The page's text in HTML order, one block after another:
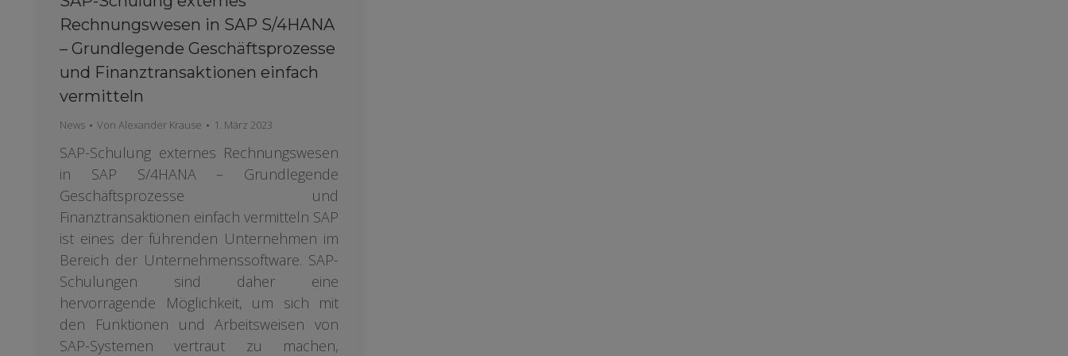
Rechnungswesen in SAP S/4HANA
– Grundlegende Geschäftsprozesse
und Finanztransaktionen einfach
vermitteln
News Von Alexander Krause 1. März 2023
SAP-Schulung externes Rechnungswesen
in SAP S/4HANA – Grundlegende
Geschäftsprozesse und
Finanztransaktionen einfach vermitteln SAP
ist eines der führenden Unternehmen im
Bereich der Unternehmenssoftware. SAP-
Schulungen sind daher eine
hervorragende Möglichkeit, um sich mit
den Funktionen und Arbeitsweisen von
SAP-Systemen vertraut zu machen,